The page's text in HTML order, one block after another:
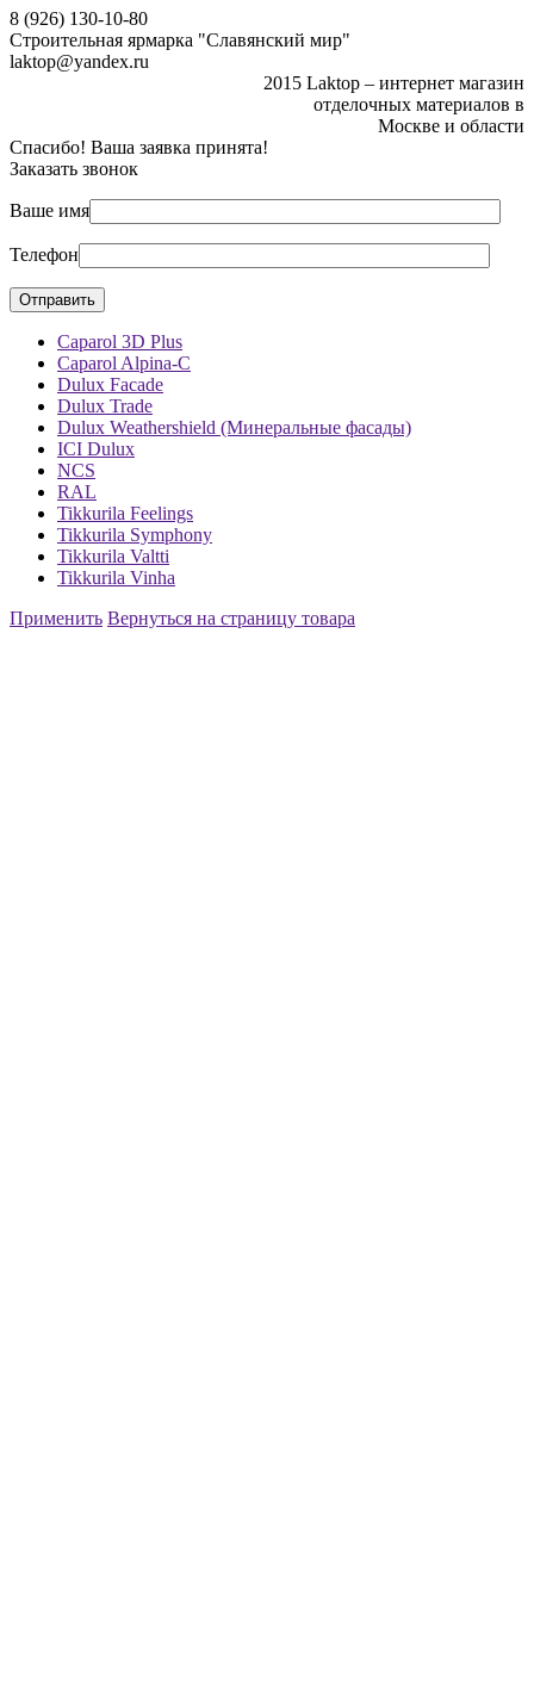
8 (926) 130-10-80
Строительная ярмарка "Славянский мир"
laktop@yandex.ru
2015 Laktop – интернет магазин
отделочных материалов в
Москве и области
Спасибо! Ваша заявка принята!
Заказать звонок
Ваше имя
Телефон
Caparol 3D Plus
Caparol Alpina-C
Dulux Facade
Dulux Trade
Dulux Weathershield (Минеральные фасады)
ICI Dulux
NCS
RAL
Tikkurila Feelings
Tikkurila Symphony
Tikkurila Valtti
Tikkurila Vinha
Применить Вернуться на страницу товара